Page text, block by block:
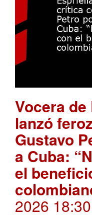
Vocera
lanzó
Gustavo
a Cuba:
el
2026 18:30